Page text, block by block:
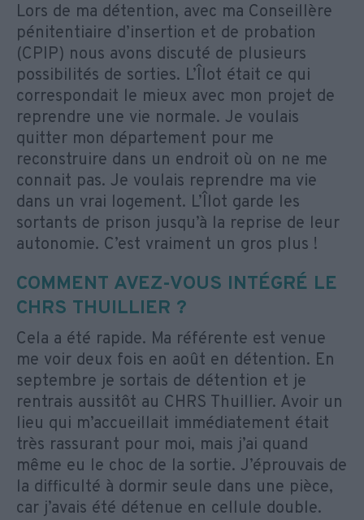
Lors de ma détention, avec ma Conseillère
pénitentiaire d’insertion et de probation
(CPIP) nous avons discuté de plusieurs
possibilités de sorties. L’Îlot était ce qui
correspondait le mieux avec mon projet de
reprendre une vie normale. Je voulais
quitter mon département pour me
reconstruire dans un endroit où on ne me
connait pas. Je voulais reprendre ma vie
dans un vrai logement. L’Îlot garde les
sortants de prison jusqu’à la reprise de leur
autonomie. C’est vraiment un gros plus !
COMMENT AVEZ-VOUS INTÉGRÉ LE
CHRS THUILLIER ?
Cela a été rapide. Ma référente est venue
me voir deux fois en août en détention. En
septembre je sortais de détention et je
rentrais aussitôt au CHRS Thuillier. Avoir un
lieu qui m’accueillait immédiatement était
très rassurant pour moi, mais j’ai quand
même eu le choc de la sortie. J’éprouvais de
la difficulté à dormir seule dans une pièce,
car j’avais été détenue en cellule double.